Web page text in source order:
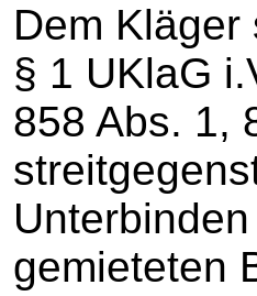
Dem
§ 1 UKlaG
858 Abs. 1,
gemieteten